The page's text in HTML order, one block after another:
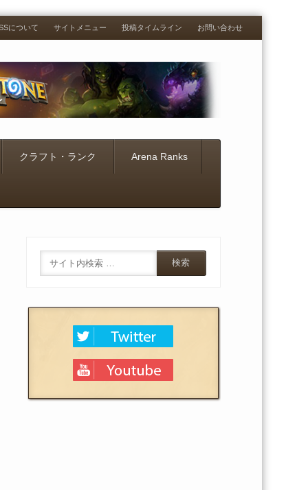
について サイトメニュー 投稿タイムライン お問い合わせ
クラフト・ランク Arena Ranks